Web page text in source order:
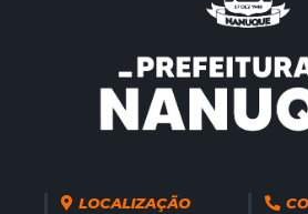
LOCALIZAÇÃO